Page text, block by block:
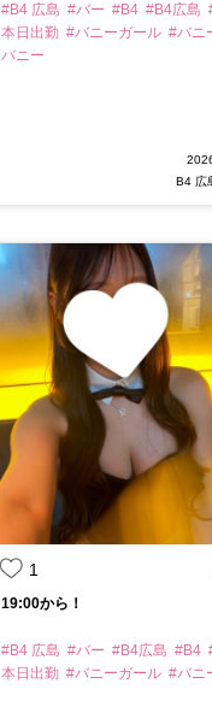
#B4 広島 #バー #B4 #B4広島
本日出勤 #バニーガール #バニ
バニー
B4 広
1
19:00から！
#B4 広島 #バー #B4広島 #B4
本日出勤 #バニーガール #バニ